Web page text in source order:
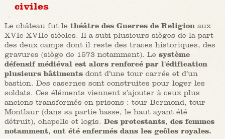
civiles
Le château fut le théâtre des Guerres de Religion aux
XVIe-XVIIe siècles. Il a subi plusieurs sièges de la part
des deux camps dont il reste des traces historiques, des
gravures (siège de 1573 notamment). Le système
défensif médiéval est alors renforcé par l'édification
plusieurs bâtimentsdont d’une tour carrée et d’un
bastion. Des casernes sont construites pour loger les
soldats. Ces éléments viennent s’ajouter à ceux plus
anciens transformés en prisons : tour Bermond, tour
Montlaur (dans sa partie basse, le haut ayant été
détruit), chapelle et logis. Des protestants, des femmes
notamment, ont été enfermés dans les geôles royales.